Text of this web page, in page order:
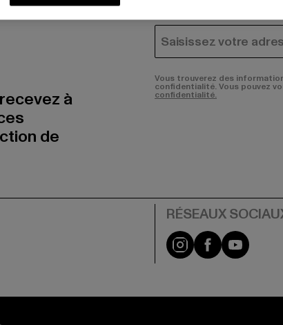
à
de
COURRIEL
Vous trouverez des
confidentialité. Vous pouvez
confidentialité.
Visit ourVisit our
Visit